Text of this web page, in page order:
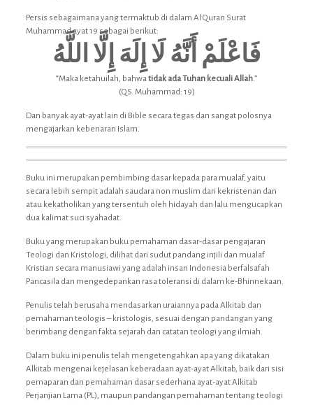
Persis sebagaimana yang termaktub di dalam Al Quran Surat
Muhammad ayat 19 sebagai berikut:
فَاعْلَمْ أَنَّهُ لَا إِلَهَ إِلَّا اللَّهُ
“Maka ketahuilah, bahwatidak ada Tuhan kecuali Allah.”
(QS. Muhammad: 19)
Dan banyak ayat-ayat lain di Bible secara tegas dan sangat polosnya
mengajarkan kebenaran Islam.
Buku ini merupakan pembimbing dasar kepada para mualaf, yaitu
secara lebih sempit adalah saudara non muslim dari kekristenan dan
atau kekatholikan yang tersentuh oleh hidayah dan lalu mengucapkan
dua kalimat suci syahadat.
Buku yang merupakan buku pemahaman dasar-dasar pengajaran
Teologi dan Kristologi, dilihat dari sudut pandang injili dan mualaf
Kristian secara manusiawi yang adalah insan Indonesia berfalsafah
Pancasila dan mengedepankan rasa toleransi di dalam ke-Bhinnekaan.
Penulis telah berusaha mendasarkan uraiannya pada Alkitab dan
pemahaman teologis – kristologis, sesuai dengan pandangan yang
berimbang dengan fakta sejarah dan catatan teologi yang ilmiah.
Dalam buku ini penulis telah mengetengahkan apa yang dikatakan
Alkitab mengenai kejelasan keberadaan ayat-ayat Alkitab, baik dari sisi
pemaparan dan pemahaman dasar sederhana ayat-ayat Alkitab
Perjanjian Lama (PL), maupun pandangan pemahaman tentang teologi